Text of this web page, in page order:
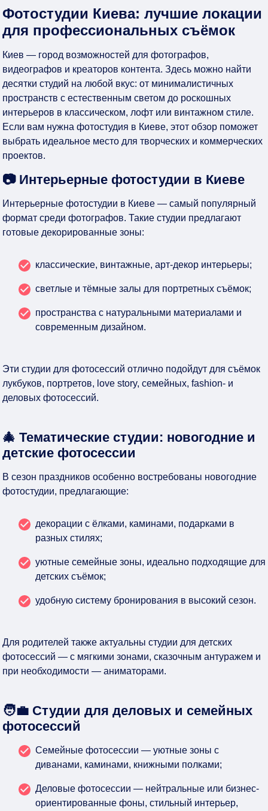
Фотостудии Киева: лучшие локации
для профессиональных съёмок
Киев — город возможностей для фотографов,
видеографов и креаторов контента. Здесь можно найти
десятки студий на любой вкус: от минималистичных
пространств с естественным светом до роскошных
интерьеров в классическом, лофт или винтажном стиле.
Если вам нужна фотостудия в Киеве, этот обзор поможет
выбрать идеальное место для творческих и коммерческих
проектов.
📷 Интерьерные фотостудии в Киеве
Интерьерные фотостудии в Киеве — самый популярный
формат среди фотографов. Такие студии предлагают
готовые декорированные зоны:
классические, винтажные, арт-декор интерьеры;
светлые и тёмные залы для портретных съёмок;
пространства с натуральными материалами и
современным дизайном.
Эти студии для фотосессий отлично подойдут для съёмок
лукбуков, портретов, love story, семейных, fashion- и
деловых фотосессий.
🎄 Тематические студии: новогодние и
детские фотосессии
В сезон праздников особенно востребованы новогодние
фотостудии, предлагающие:
декорации с ёлками, каминами, подарками в
разных стилях;
уютные семейные зоны, идеально подходящие для
детских съёмок;
удобную систему бронирования в высокий сезон.
Для родителей также актуальны студии для детских
фотосессий — с мягкими зонами, сказочным антуражем и
при необходимости — аниматорами.
🧑‍💼 Студии для деловых и семейных
фотосессий
Семейные фотосессии — уютные зоны с
диванами, каминами, книжными полками;
Деловые фотосессии — нейтральные или бизнес-
ориентированные фоны, стильный интерьер,